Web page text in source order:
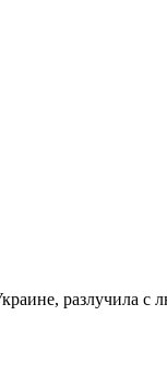
разлучила